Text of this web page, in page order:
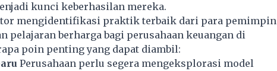
kunci keberhasilan mereka.
mengidentifikasi praktik terbaik dari para pemimpin
pelajaran berharga bagi perusahaan keuangan di
poin penting yang dapat diambil:
Perusahaan perlu segera mengeksplorasi model